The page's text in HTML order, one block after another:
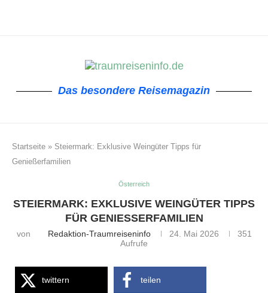
Das besondere Reisemagazin
Startseite » Steiermark: Exklusive Weingüter Tipps für
Genießerfamilien
Österreich
STEIERMARK: EXKLUSIVE WEINGÜTER TIPPS
FÜR GENIESSERFAMILIEN
von Redaktion-Traumreiseninfo 24. Mai 2026
351
Aufrufe
twittern teilen